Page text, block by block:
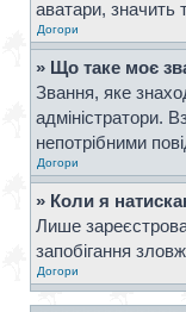
аватари, значить
Догори
» Що таке моє
Звання, яке
адміністратори.
непотрібними
Догори
» Коли я
Лише
запобігання
Догори